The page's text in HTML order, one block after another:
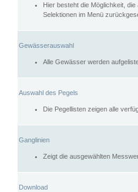
Hier besteht die Möglichkeit,
Selektionen im Menü
Gewässerauswahl
Alle Gewässer werden
Auswahl des Pegels
Die Pegellisten zeigen alle
Ganglinien
Zeigt die ausgewählten
Download